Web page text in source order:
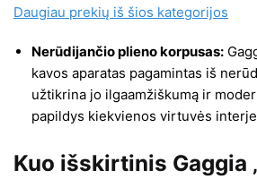
Daugiau prekių iš šios kategorijos
Nerūdijančio plieno korpusas:
kavos aparatas pagamintas iš
užtikrina jo ilgaamžiškumą ir
papildys kiekvienos virtuvės
Kuo išskirtinis Gaggia